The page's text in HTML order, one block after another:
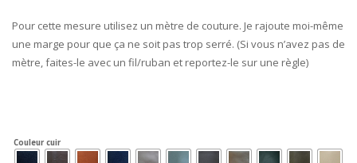
Pour cette mesure utilisez un mètre de couture. Je rajoute moi-même
une marge pour que ça ne soit pas trop serré. (Si vous n’avez pas de
mètre, faites-le avec un fil/ruban et reportez-le sur une règle)
Couleur cuir